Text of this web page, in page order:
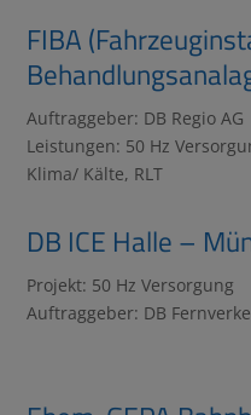
FIBA
Auftraggeber: DB Regio AG
Leistungen: 50 Hz
Klima/ Kälte, RLT
DB ICE Halle –
Projekt: 50 Hz Versorgung
Auftraggeber: DB